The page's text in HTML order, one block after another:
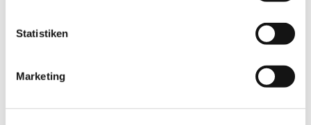
Statistiken
Marketing